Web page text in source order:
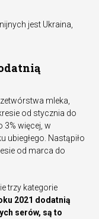
jest Ukraina,
mleka,
od stycznia do
więcej, w
Nastąpiło
od marca do
trzy kategorie
2021 dodatnią
serów, są to